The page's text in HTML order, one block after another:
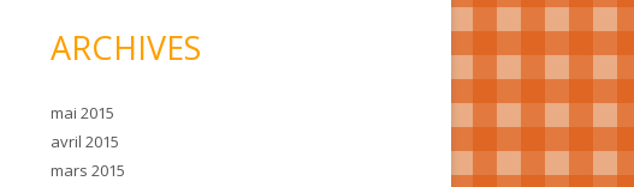
ARCHIVES
mai 2015
avril 2015
mars 2015